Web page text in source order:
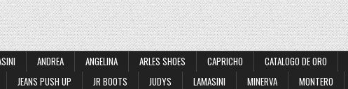
ANDREA ANGELINA ARLES SHOES CAPRICHO CATALOGO DE ORO
JEANS PUSH UP JR BOOTS JUDYS LAMASINI MINERVA MONTERO